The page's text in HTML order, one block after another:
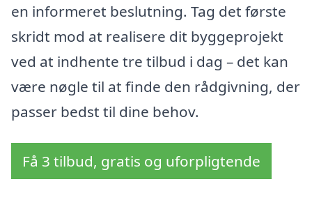
en informeret beslutning. Tag det første
skridt mod at realisere dit byggeprojekt
ved at indhente tre tilbud i dag – det kan
være nøgle til at finde den rådgivning, der
passer bedst til dine behov.
Få 3 tilbud, gratis og uforpligtende